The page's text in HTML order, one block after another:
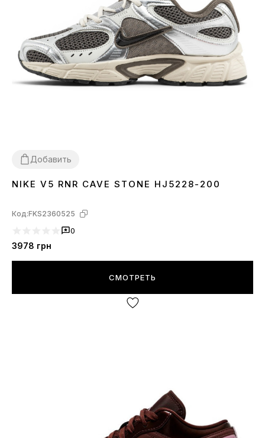
Добавить
3637 383940 41
NIKE V5 RNR CAVE STONE HJ5228-200
Код:FKS2360525
0
3978 грн
СМОТРЕТЬ